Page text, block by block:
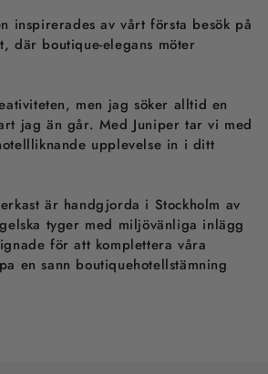
inspirerades av vårt första besök på
där boutique-elegans möter
men jag söker alltid en
jag än går. Med Juniper tar vi med
upplevelse in i ditt
är handgjorda i Stockholm av
tyger med miljövänliga inlägg
för att komplettera våra
en sann boutiquehotellstämning